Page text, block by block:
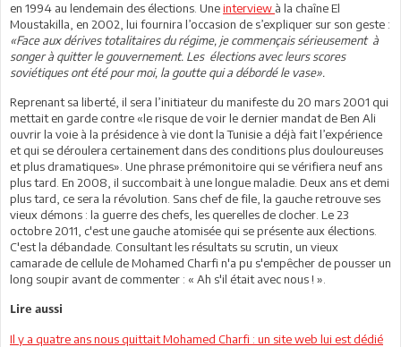
en 1994 au lendemain des élections. Uneinterview à la chaîne El
Moustakilla, en 2002, lui fournira l’occasion de s’expliquer sur son geste :
«Face aux dérives totalitaires du régime, je commençais sérieusement à
songer à quitter le gouvernement. Les élections avec leurs scores
soviétiques ont été pour moi, la goutte qui a débordé le vase».
Reprenant sa liberté, il sera l’initiateur du manifeste du 20 mars 2001 qui
mettait en garde contre «le risque de voir le dernier mandat de Ben Ali
ouvrir la voie à la présidence à vie dont la Tunisie a déjà fait l’expérience
et qui se déroulera certainement dans des conditions plus douloureuses
et plus dramatiques». Une phrase prémonitoire qui se vérifiera neuf ans
plus tard. En 2008, il succombait à une longue maladie. Deux ans et demi
plus tard, ce sera la révolution. Sans chef de file, la gauche retrouve ses
vieux démons : la guerre des chefs, les querelles de clocher. Le 23
octobre 2011, c'est une gauche atomisée qui se présente aux élections.
C'est la débandade. Consultant les résultats su scrutin, un vieux
camarade de cellule de Mohamed Charfi n'a pu s'empêcher de pousser un
long soupir avant de commenter : « Ah s'il était avec nous ! ».
Lire aussi
Il y a quatre ans nous quittait Mohamed Charfi : un site web lui est dédié